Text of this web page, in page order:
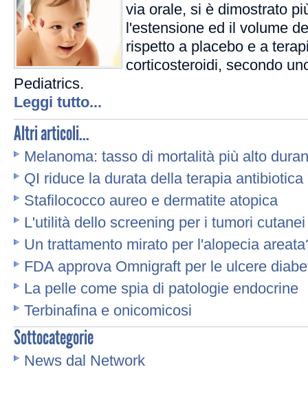
via orale, si è dimostrato
l'estensione ed il volume
rispetto a placebo e a
corticosteroidi, secondo
Pediatrics.
Leggi tutto...
Altri articoli...
Melanoma: tasso di mortalità più alto
QI riduce la durata della terapia
Stafilococco aureo e dermatite atopica
L'utilità dello screening per i tumori cutanei
Un trattamento mirato per l'alopecia
FDA approva Omnigraft per le ulcere
La pelle come spia di patologie endocrine
Terbinafina e onicomicosi
Sottocategorie
News dal Network